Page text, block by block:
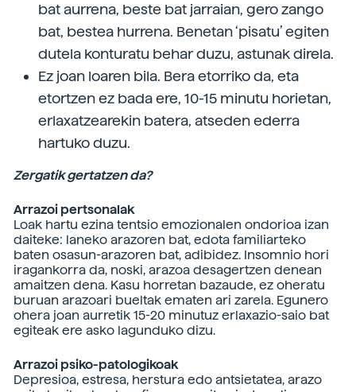
bat aurrena, beste bat jarraian, gero zango
bat, bestea hurrena. Benetan ‘pisatu’ egiten
dutela konturatu behar duzu, astunak direla.
Ez joan loaren bila. Bera etorriko da, eta
etortzen ez bada ere, 10-15 minutu horietan,
erlaxatzearekin batera, atseden ederra
hartuko duzu.
Zergatik gertatzen da?
Arrazoi pertsonalak
Loak hartu ezina tentsio emozionalen ondorioa izan
daiteke: laneko arazoren bat, edota familiarteko
baten osasun-arazoren bat, adibidez. Insomnio hori
iragankorra da, noski, arazoa desagertzen denean
amaitzen dena. Kasu horretan bazaude, ez oheratu
buruan arazoari bueltak ematen ari zarela. Egunero
ohera joan aurretik 15-20 minutuz erlaxazio-saio bat
egiteak ere asko lagunduko dizu.
Arrazoi psiko-patologikoak
Depresioa, estresa, herstura edo antsietatea, arazo